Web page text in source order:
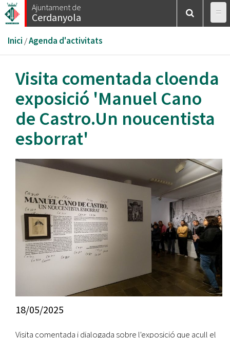
Vés
al
Ajuntament de
Cerdanyola
Esteu
aquí
Inici /Agenda d'activitats
Visita comentada cloenda
exposició 'Manuel Cano
de Castro.Un noucentista
esborrat'
18/05/2025
Visita comentada i dialogada sobre l'exposició que acull el